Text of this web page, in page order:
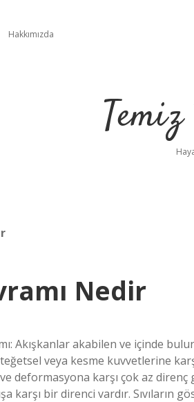
Hakkımızda
Nedir
Akışkanlar akabilen ve içinde
veya kesme kuvvetlerine
deformasyona karşı çok az direnç
karşı bir direnci vardır.